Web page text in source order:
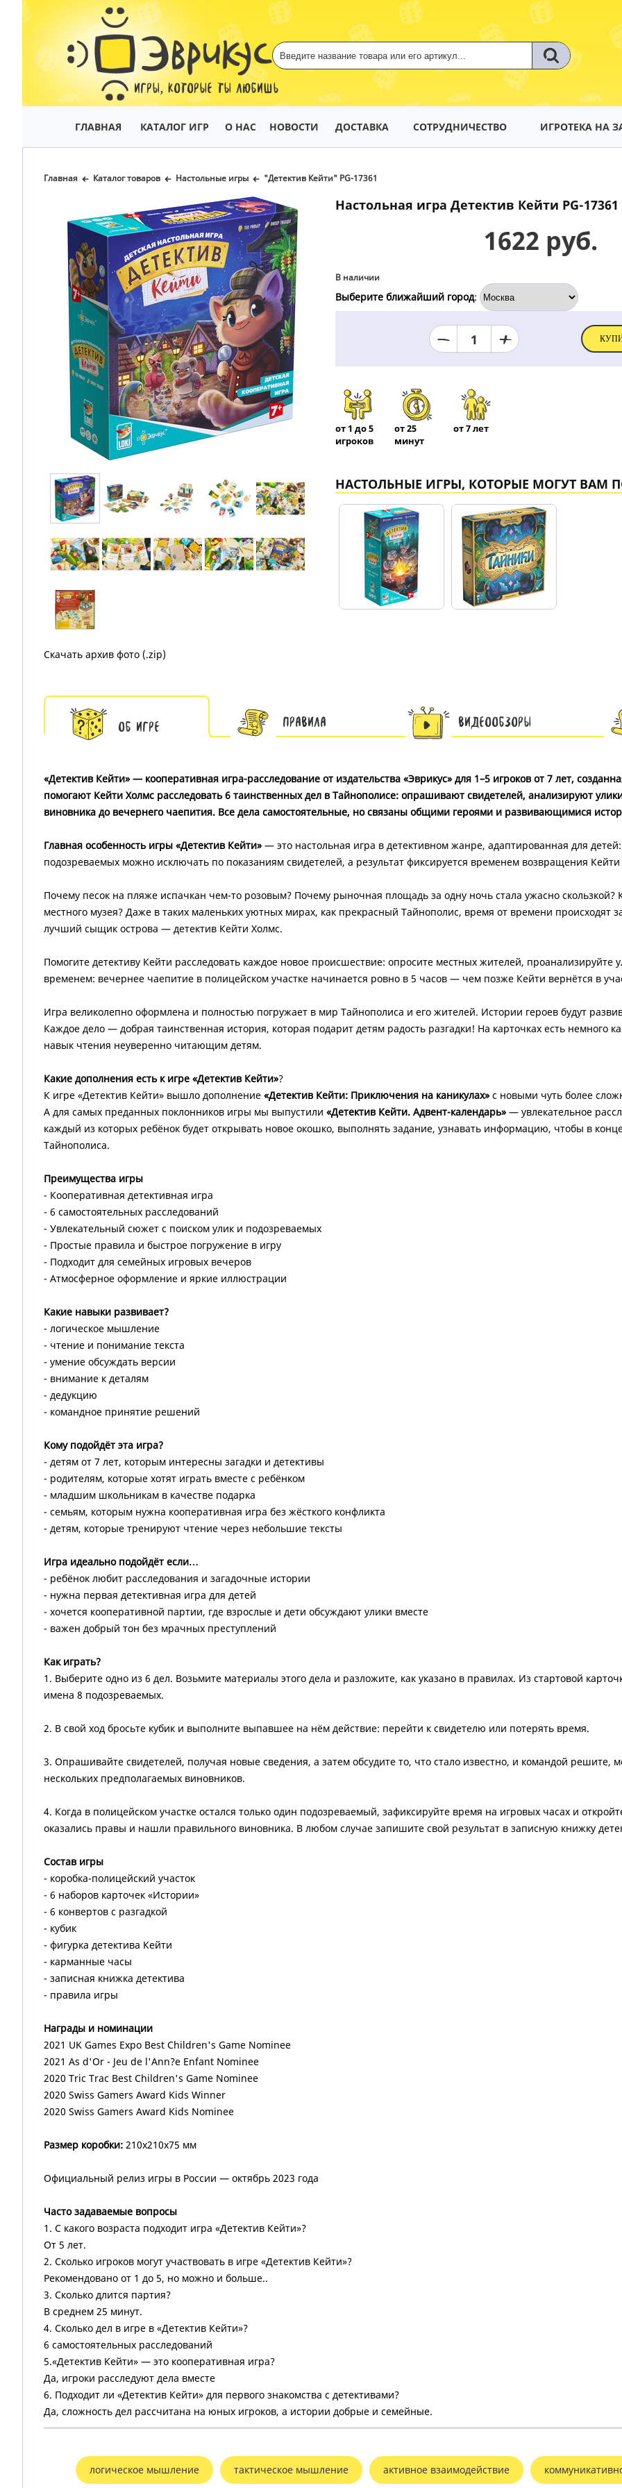
ИГРЫ, КОТОРЫЕ ТЫ ЛЮБИШЬ
ГЛАВНАЯ КАТАЛОГ ИГР О НАС НОВОСТИ ДОСТАВКА СОТРУДНИЧЕСТВО ИГРОТЕКА НА
Главная Каталог товаров Настольные игры "Детектив Кейти" PG-17361
Скачать архив фото (.zip)
Настольная игра Детектив Кейти PG-17361
1622 руб.
В наличии
Выберите ближайший город:
1
от 1 до 5
игроков
от 25
минут
от 7 лет
НАСТОЛЬНЫЕ ИГРЫ, КОТОРЫЕ МОГУТ ВАМ
Об игре Правила Видеообзоры
«Детектив Кейти» — кооперативная игра-расследование от издательства «Эврикус» для 1–5 игроков от 7 лет,
помогают Кейти Холмс расследовать 6 таинственных дел в Тайнополисе: опрашивают свидетелей, анализируют
виновника до вечернего чаепития. Все дела самостоятельные, но связаны общими героями и развивающимися
Главная особенность игры «Детектив Кейти» — это настольная игра в детективном жанре, адаптированная для
подозреваемых можно исключать по показаниям свидетелей, а результат фиксируется временем возвращения Кейти
Почему песок на пляже испачкан чем-то розовым? Почему рыночная площадь за одну ночь стала ужасно скользкой?
местного музея? Даже в таких маленьких уютных мирах, как прекрасный Тайнополис, время от времени происходят
лучший сыщик острова — детектив Кейти Холмс.
Помогите детективу Кейти расследовать каждое новое происшествие: опросите местных жителей, проанализируйте
временем: вечернее чаепитие в полицейском участке начинается ровно в 5 часов — чем позже Кейти вернётся в
Игра великолепно оформлена и полностью погружает в мир Тайнополиса и его жителей. Истории героев будут
Каждое дело — добрая таинственная история, которая подарит детям радость разгадки! На карточках есть немного
навык чтения неуверенно читающим детям.
Какие дополнения есть к игре «Детектив Кейти»?
К игре «Детектив Кейти» вышло дополнение «Детектив Кейти: Приключения на каникулах» с новыми чуть более
А для самых преданных поклонников игры мы выпустили «Детектив Кейти. Адвент-календарь» — увлекательное
каждый из которых ребёнок будет открывать новое окошко, выполнять задание, узнавать информацию, чтобы в
Тайнополиса.
Преимущества игры
- Кооперативная детективная игра
- 6 самостоятельных расследований
- Увлекательный сюжет с поиском улик и подозреваемых
- Простые правила и быстрое погружение в игру
- Подходит для семейных игровых вечеров
- Атмосферное оформление и яркие иллюстрации
Какие навыки развивает?
- логическое мышление
- чтение и понимание текста
- умение обсуждать версии
- внимание к деталям
- дедукцию
- командное принятие решений
Кому подойдёт эта игра?
- детям от 7 лет, которым интересны загадки и детективы
- родителям, которые хотят играть вместе с ребёнком
- младшим школьникам в качестве подарка
- семьям, которым нужна кооперативная игра без жёсткого конфликта
- детям, которые тренируют чтение через небольшие тексты
Игра идеально подойдёт если…
- ребёнок любит расследования и загадочные истории
- нужна первая детективная игра для детей
- хочется кооперативной партии, где взрослые и дети обсуждают улики вместе
- важен добрый тон без мрачных преступлений
Как играть?
1. Выберите одно из 6 дел. Возьмите материалы этого дела и разложите, как указано в правилах. Из стартовой
имена 8 подозреваемых.
2. В свой ход бросьте кубик и выполните выпавшее на нём действие: перейти к свидетелю или потерять время.
3. Опрашивайте свидетелей, получая новые сведения, а затем обсудите то, что стало известно, и командой решите,
нескольких предполагаемых виновников.
4. Когда в полицейском участке остался только один подозреваемый, зафиксируйте время на игровых часах и
оказались правы и нашли правильного виновника. В любом случае запишите свой результат в записную книжку
Состав игры
- коробка-полицейский участок
- 6 наборов карточек «Истории»
- 6 конвертов с разгадкой
- кубик
- фигурка детектива Кейти
- карманные часы
- записная книжка детектива
- правила игры
Награды и номинации
2021 UK Games Expo Best Children's Game Nominee
2021 As d'Or - Jeu de l'Ann?e Enfant Nominee
2020 Tric Trac Best Children's Game Nominee
2020 Swiss Gamers Award Kids Winner
2020 Swiss Gamers Award Kids Nominee
Размер коробки: 210х210х75 мм
Официальный релиз игры в России — октябрь 2023 года
Часто задаваемые вопросы
1. С какого возраста подходит игра «Детектив Кейти»?
От 5 лет.
2. Сколько игроков могут участвовать в игре «Детектив Кейти»?
Рекомендовано от 1 до 5, но можно и больше..
3. Сколько длится партия?
В среднем 25 минут.
4. Сколько дел в игре в «Детектив Кейти»?
6 самостоятельных расследований
5.«Детектив Кейти» — это кооперативная игра?
Да, игроки расследуют дела вместе
6. Подходит ли «Детектив Кейти» для первого знакомства с детективами?
Да, сложность дел рассчитана на юных игроков, а истории добрые и семейные.
логическое мышление тактическое мышление активное взаимодействие